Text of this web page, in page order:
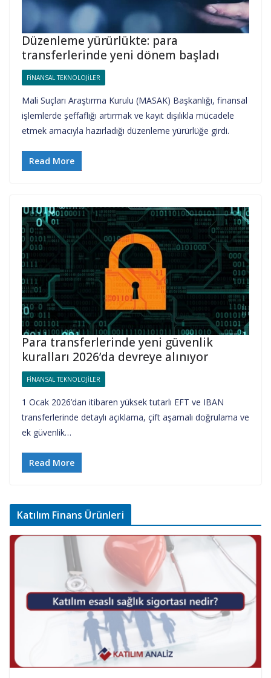
Düzenleme yürürlükte: para
transferlerinde yeni dönem başladı
FINANSAL TEKNOLOJILER
Mali Suçları Araştırma Kurulu (MASAK) Başkanlığı, finansal
işlemlerde şeffaflığı artırmak ve kayıt dışılıkla mücadele
etmek amacıyla hazırladığı düzenleme yürürlüğe girdi.
Read More
Para transferlerinde yeni güvenlik
kuralları 2026’da devreye alınıyor
FINANSAL TEKNOLOJILER
1 Ocak 2026’dan itibaren yüksek tutarlı EFT ve IBAN
transferlerinde detaylı açıklama, çift aşamalı doğrulama ve
ek güvenlik…
Read More
Katılım Finans Ürünleri